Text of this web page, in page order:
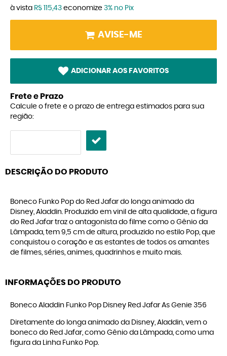
à vista R$ 115,43 economize 3% no Pix
AVISE-ME
ADICIONAR AOS FAVORITOS
Frete e Prazo
Calcule o frete e o prazo de entrega estimados para sua
região:
DESCRIÇÃO DO PRODUTO
Boneco Funko Pop do Red Jafar do longa animado da
Disney, Aladdin. Produzido em vinil de alta qualidade, a figura
do Red Jafar traz o antagonista do filme como o Gênio da
Lâmpada, tem 9,5 cm de altura, produzido no estilo Pop, que
conquistou o coração e as estantes de todos os amantes
de filmes, séries, animes, quadrinhos e muito mais.
INFORMAÇÕES DO PRODUTO
Boneco Aladdin Funko Pop Disney Red Jafar As Genie 356
Diretamente do longa animado da Disney, Aladdin, vem o
boneco do Red Jafar, como Gênio da Lâmpada, como uma
figura da Linha Funko Pop.